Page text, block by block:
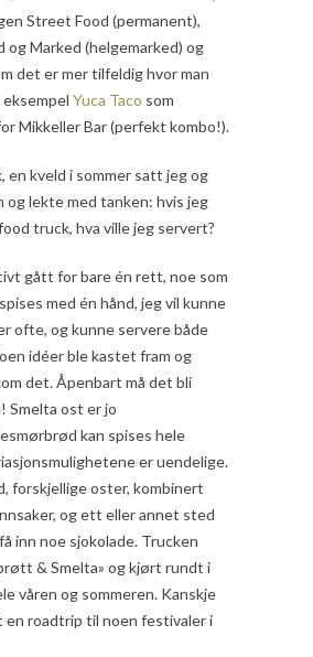
Street Food (permanent),
og Marked (helgemarked) og
det er mer tilfeldig hvor man
Yuca Taco som
Mikkeller Bar (perfekt kombo!).
en kveld i sommer satt jeg og
og lekte med tanken: hvis jeg
truck, hva ville jeg servert?
gått for bare én rett, noe som
med én hånd, jeg vil kunne
ofte, og kunne servere både
idéer ble kastet fram og
det. Åpenbart må det bli
Smelta ost er jo
kan spises hele
er uendelige.
forskjellige oster, kombinert
og ett eller annet sted
inn noe sjokolade. Trucken
& Smelta» og kjørt rundt i
våren og sommeren. Kanskje
roadtrip til noen festivaler i